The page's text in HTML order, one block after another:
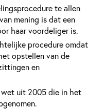
te allen
mening is dat een
haar voordeliger is.
procedure omdat
opstellen van de
en
uit 2005 die in het